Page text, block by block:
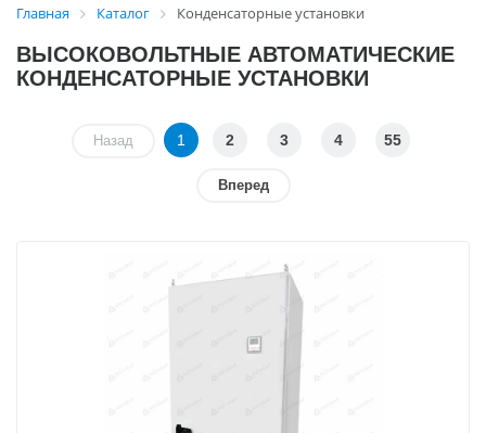
Главная Каталог Конденсаторные установки
ВЫСОКОВОЛЬТНЫЕ АВТОМАТИЧЕСКИЕ
КОНДЕНСАТОРНЫЕ УСТАНОВКИ
Назад 1 2 3 4 55
Вперед